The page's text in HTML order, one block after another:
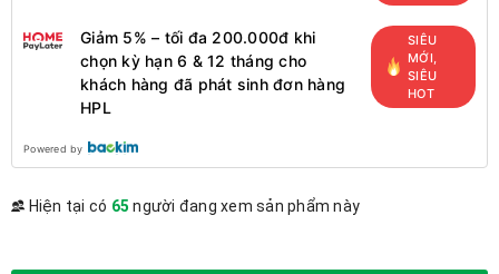
Giảm 5% – tối đa 200.000đ khi
chọn kỳ hạn 6 & 12 tháng cho
khách hàng đã phát sinh đơn hàng
HPL
SIÊU
MỚI,
SIÊU
HOT
Powered by
Hiện tại có 65 người đang xem sản phẩm này